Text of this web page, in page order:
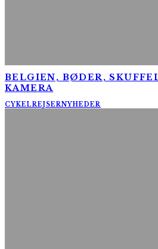
BELGIEN, BØDER,
KAMERA
CYKELREJSERNYHEDER